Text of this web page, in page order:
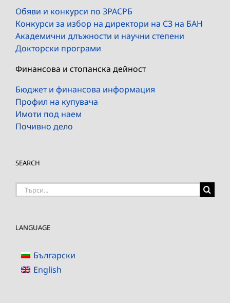
Обяви и конкурси по ЗРАСРБ
Конкурси за избор на директори на СЗ на БАН
Академични длъжности и научни степени
Докторски програми
Финансова и стопанска дейност
Бюджет и финансова информация
Профил на купувача
Имоти под наем
Почивно дело
SEARCH
Търсене
LANGUAGE
Български
English